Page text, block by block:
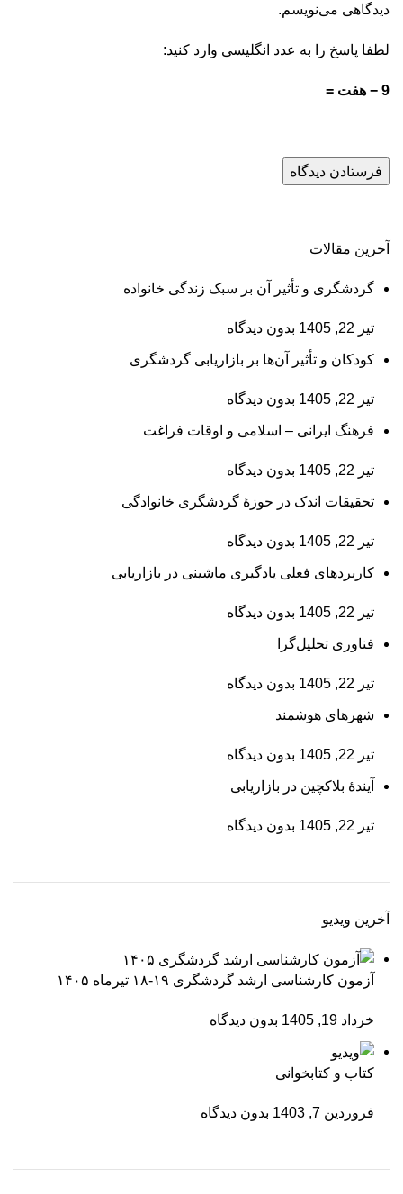
دیدگاهی می‌نویسم.
لطفا پاسخ را به عدد انگلیسی وارد کنید:
9 − هفت =
آخرین مقالات
گردشگری و تأثیر آن بر سبک زندگی خانواده
تیر 22, 1405 بدون دیدگاه
کودکان و تأثیر آن‌ها بر بازاریابی گردشگری
تیر 22, 1405 بدون دیدگاه
فرهنگ ایرانی – اسلامی و اوقات فراغت
تیر 22, 1405 بدون دیدگاه
تحقیقات اندک در حوزۀ گردشگری خانوادگی
تیر 22, 1405 بدون دیدگاه
کاربردهای فعلی یادگیری ماشینی در بازاریابی
تیر 22, 1405 بدون دیدگاه
فناوری تحلیل‌گرا
تیر 22, 1405 بدون دیدگاه
شهرهای هوشمند
تیر 22, 1405 بدون دیدگاه
آیندۀ بلاکچین در بازاریابی
تیر 22, 1405 بدون دیدگاه
آخرین ویدیو
آزمون کارشناسی ارشد گردشگری ۱۹-۱۸ تیرماه ۱۴۰۵
خرداد 19, 1405 بدون دیدگاه
کتاب و کتابخوانی
فروردین 7, 1403 بدون دیدگاه